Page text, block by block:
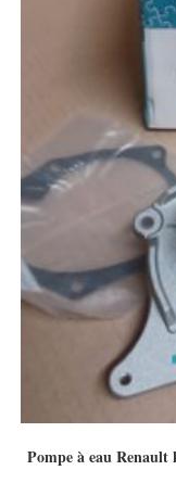
Pompe à eau Renault